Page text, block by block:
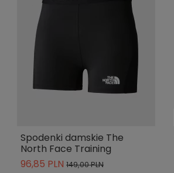
Spodenki damskie The
North Face Training
96,85 PLN 149,00 PLN